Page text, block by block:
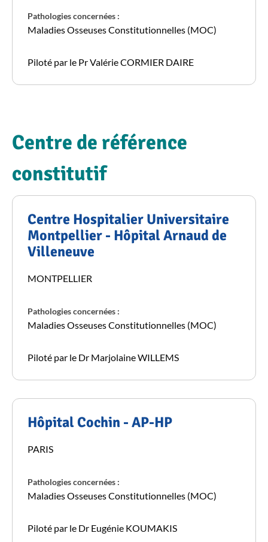
Pathologies concernées :
Maladies Osseuses Constitutionnelles (MOC)
Piloté par le Pr Valérie CORMIER DAIRE
Centre de référence
constitutif
Centre Hospitalier Universitaire
Montpellier - Hôpital Arnaud de
Villeneuve
MONTPELLIER
Pathologies concernées :
Maladies Osseuses Constitutionnelles (MOC)
Piloté par le Dr Marjolaine WILLEMS
Hôpital Cochin - AP-HP
PARIS
Pathologies concernées :
Maladies Osseuses Constitutionnelles (MOC)
Piloté par le Dr Eugénie KOUMAKIS